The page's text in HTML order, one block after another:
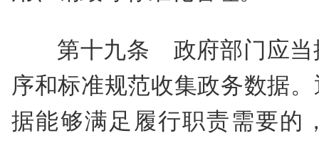
第十九条 政府部门应当
序和标准规范收集政务数据
据能够满足履行职责需要的